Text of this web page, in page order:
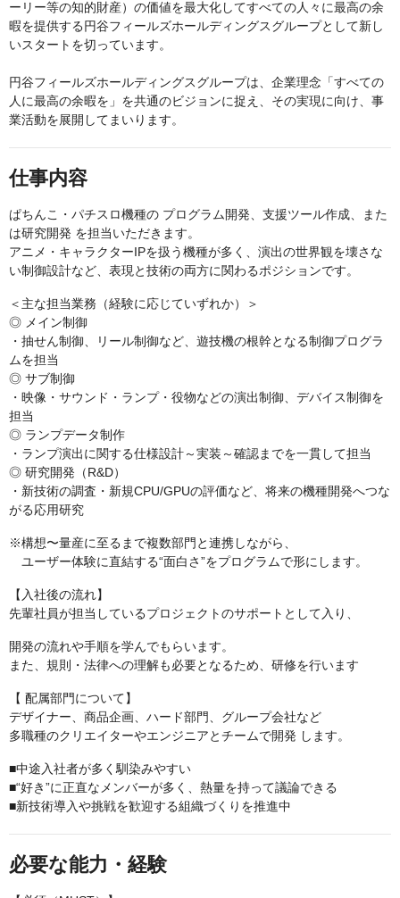
ーリー等の知的財産）の価値を最大化してすべての人々に最高の余
暇を提供する円谷フィールズホールディングスグループとして新し
いスタートを切っています。
円谷フィールズホールディングスグループは、企業理念「すべての
人に最高の余暇を」を共通のビジョンに捉え、その実現に向け、事
業活動を展開してまいります。
仕事内容
ぱちんこ・パチスロ機種の プログラム開発、支援ツール作成、また
は研究開発 を担当いただきます。
アニメ・キャラクターIPを扱う機種が多く、演出の世界観を壊さな
い制御設計など、表現と技術の両方に関わるポジションです。
＜主な担当業務（経験に応じていずれか）＞
◎ メイン制御
・抽せん制御、リール制御など、遊技機の根幹となる制御プログラ
ムを担当
◎ サブ制御
・映像・サウンド・ランプ・役物などの演出制御、デバイス制御を
担当
◎ ランプデータ制作
・ランプ演出に関する仕様設計～実装～確認までを一貫して担当
◎ 研究開発（R&D）
・新技術の調査・新規CPU/GPUの評価など、将来の機種開発へつな
がる応用研究
※構想〜量産に至るまで複数部門と連携しながら、
ユーザー体験に直結する“面白さ”をプログラムで形にします。
【入社後の流れ】
先輩社員が担当しているプロジェクトのサポートとして入り、
開発の流れや手順を学んでもらいます。
また、規則・法律への理解も必要となるため、研修を行います
【 配属部門について】
デザイナー、商品企画、ハード部門、グループ会社など
多職種のクリエイターやエンジニアとチームで開発 します。
■中途入社者が多く馴染みやすい
■“好き”に正直なメンバーが多く、熱量を持って議論できる
■新技術導入や挑戦を歓迎する組織づくりを推進中
必要な能力・経験